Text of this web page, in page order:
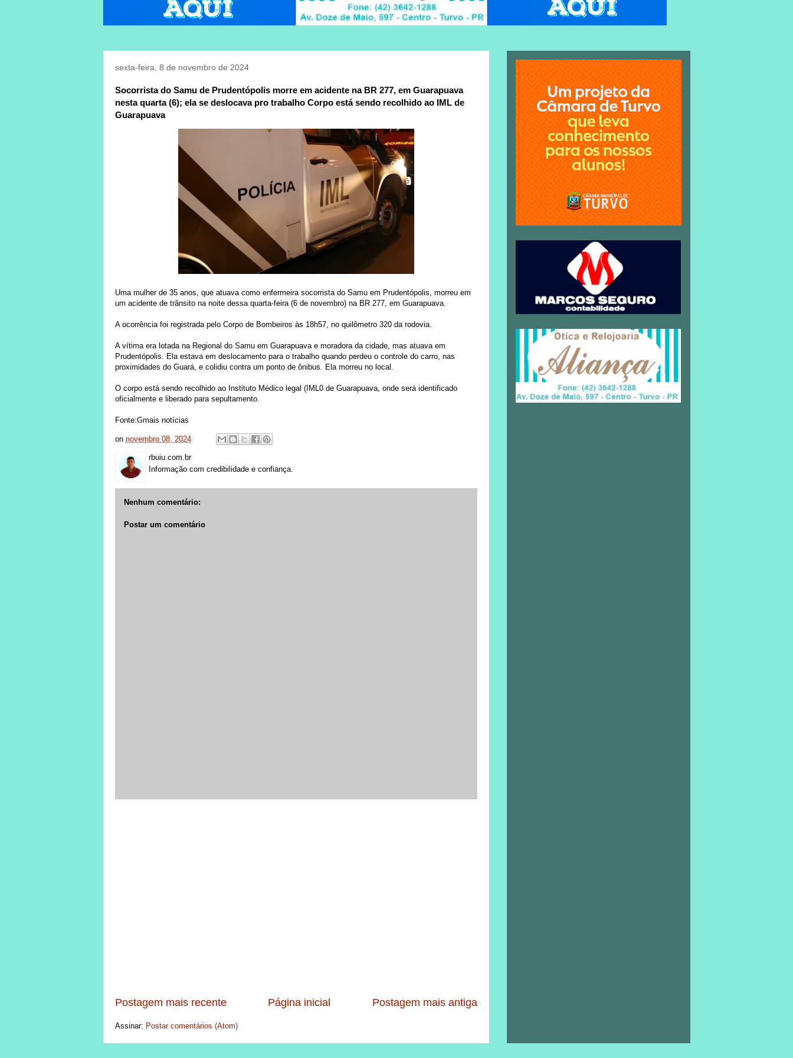
sexta-feira, 8 de novembro de 2024
Socorrista do Samu de Prudentópolis morre em acidente na BR 277, em Guarapuava
nesta quarta (6); ela se deslocava pro trabalho Corpo está sendo recolhido ao IML de
Guarapuava
Uma mulher de 35 anos, que atuava como enfermeira socorrista do Samu em Prudentópolis, morreu em
um acidente de trânsito na noite dessa quarta-feira (6 de novembro) na BR 277, em Guarapuava.
A ocorrência foi registrada pelo Corpo de Bombeiros às 18h57, no quilômetro 320 da rodovia.
A vítima era lotada na Regional do Samu em Guarapuava e moradora da cidade, mas atuava em
Prudentópolis. Ela estava em deslocamento para o trabalho quando perdeu o controle do carro, nas
proximidades do Guará, e colidiu contra um ponto de ônibus. Ela morreu no local.
O corpo está sendo recolhido ao Instituto Médico legal (IML0 de Guarapuava, onde será identificado
oficialmente e liberado para sepultamento.
Fonte:Gmais notícias
on novembro 08, 2024
rbuiu.com.br
Informação com credibilidade e confiança.
Nenhum comentário:
Postar um comentário
Postagem mais recente Postagem mais antiga
Página inicial
Assinar: Postar comentários (Atom)